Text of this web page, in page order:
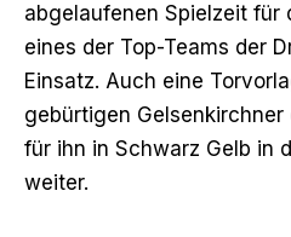
abgelaufenen Spielzeit für
eines der Top-Teams der
Einsatz. Auch eine
gebürtigen
für ihn in Schwarz Gelb in
weiter.